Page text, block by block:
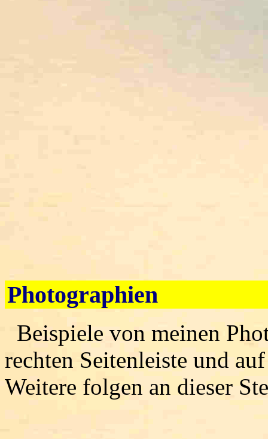
Photographien
Beispiele von meinen
rechten Seitenleiste und
Weitere folgen an dieser